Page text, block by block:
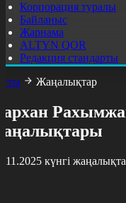
Корпорация туралы
Байланыс
Жарнама
ALTYN QOR
Редакция стандарты
Жаңалықтар
күнгі